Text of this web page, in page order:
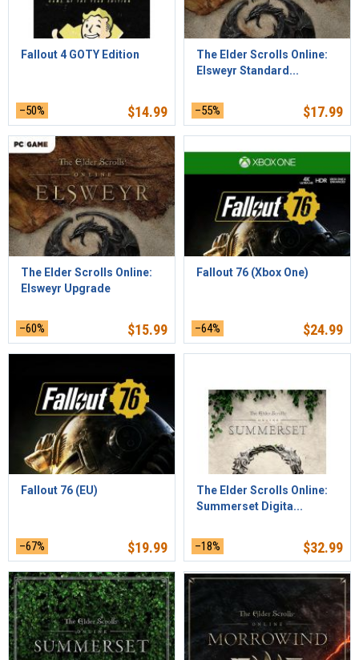
Fallout 4 GOTY Edition
–50% $14.99
The Elder Scrolls Online:
Elsweyr Standard...
–55% $17.99
The Elder Scrolls Online:
Elsweyr Upgrade
–60% $15.99
Fallout 76 (Xbox One)
–64% $24.99
Fallout 76 (EU)
–67% $19.99
The Elder Scrolls Online:
Summerset Digita...
–18% $32.99